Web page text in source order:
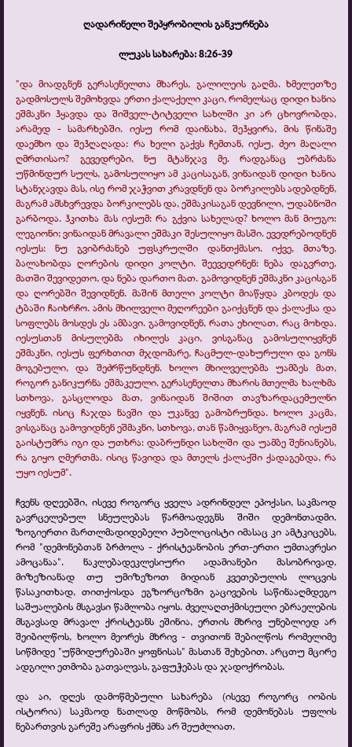
ღადარინელი შეპყრობილის განკურნება
ლუკას სახარება: 8:26-39
"და მიადგნენ გერასენელთა მხარეს, გალილეის გაღმა. ხმელეთზე
გადმოსულს შემოხვდა ერთი ქალაქელი კაცი, რომელსაც დიდი ხანია
ეშმაკნი ჰყავდა და შიშველ-ტიტველი სახლში კი არ ცხოვრობდა,
არამედ - სამარხებში. იესუ რომ დაინახა, შეჰყვირა, მის წინაშე
დაემხო და შეჰღაღადა: რა ხელი გაქვს ჩემთან, იესუ, ძეო მაღალი
ღმრთისაო? გევედრები, ნუ მტანჯავ მე. რადგანაც უბრძანა
უწმინდურ სულს, გამოსულიყო ამ კაცისაგან, ვინაიდან დიდი ხანია
სტანჯავდა მას, ისე რომ ჯაჭვით კრავდნენ და ბორკილებს ადებდნენ,
მაგრამ ამსხვრევდა ბორკილებს და, ეშმაკისაგან დევნილი, უდაბნოში
გარბოდა. ჰკითხა მას იესუმ: რა გქვია სახელად? ხოლო მან მიუგო:
ლეგიონი; ვინაიდან მრავალი ეშმაკი შესულიყო მასში. ევედრებოდნენ
იესუს: ნუ გვიბრძანებ უფსკრულში დანთქმასო. იქვე, მთაზე,
ბალახობდა ღორების დიდი კოლტი. შეევედრნენ: ნება დაგვრთე,
მათში შევიდეთო, და ნება დართო მათ. გამოვიდნენ ეშმაკნი კაცისგან
და ღორებში შევიდნენ. მაშინ მთელი კოლტი მიაწყდა კბოდეს და
ტბაში ჩაიხრჩო. ამის მხილველი მეღორეები გაიქცნენ და ქალაქსა და
სოფლებს მოსდეს ეს ამბავი. გამოვიდნენ, რათა ეხილათ, რაც მოხდა.
იესუსთან მისულებმა იხილეს კაცი, ვისგანაც გამოსულიყვნენ
ეშმაკნი, იესუს ფერხთით მჯდომარე, ჩაცმულ-დახურული და გონს
მოგებული, და შეძრწუნდნენ. ხოლო მხილველებმა უამბეს მათ,
როგორ განიკურნა ეშმაკეული. გერასენელთა მხარის მთელმა ხალხმა
სთხოვა, გასცლოდა მათ, ვინაიდან შიშით თავზარდაცემულნი
იყვნენ. ისიც ჩაჯდა ნავში და უკანვე გამობრუნდა. ხოლო კაცმა,
ვისგანაც გამოვიდნენ ეშმაკნი, სთხოვა, თან წამიყვანეო, მაგრამ იესუმ
გაისტუმრა იგი და უთხრა: დაბრუნდი სახლში და უამბე შენიანებს,
რა გიყო ღმერთმა. ისიც წავიდა და მთელს ქალაქში ქადაგებდა, რა
უყო იესუმ".
ჩვენს დღეებში, ისევე როგორც ყველა ადრინდელ ეპოქასი, საკმაოდ
გავრცელებულ სნეულებას წარმოადეგნს შიში დემონთადმი.
ზოგიერთი მართლმადიდებელი პუბლიცისტი იმასაც კი ამტკიცებს,
რომ "დემონებთან ბრძოლა - ქრისტეანობის ერთ-ერთი უმთავრესი
ამოცანაა". ნაკლებადეკლესიური ადამიანები მასობრივად,
მიზეზიანად თუ უმიზეზოთ მიდიან კვეთებულის ლოცვის
წასაკითხად, თითქოსდა ეგზორციზმი გაცივების საწინააღმდეგო
საშუალების მსგავსი წამლობა იყოს. ძველაღთქმისეული ებრაელების
მსგავსად მრავალ ქრისტეანს ეშინია, ერთის მხრივ უნებლიედ არ
შეიბილწოს, ხოლო მეორეს მხრივ - თვითონ შებილწოს რომელიმე
სიწმიდე "უწმიდურებაში ყოფნისას" მასთან შეხებით. არცთუ მცირე
ადგილი ეთმობა გათვალვას, გაფუჭებას და ჯადოქრობას.
და აი, დღეს დამოწმებული სახარება (ისევე როგორც იობის
ისტორია) საკმაოდ ნათლად მოწმობს, რომ დემონებას უფლის
ნებართვის გარეშე არაფრის ქმნა არ შეუძლიათ.